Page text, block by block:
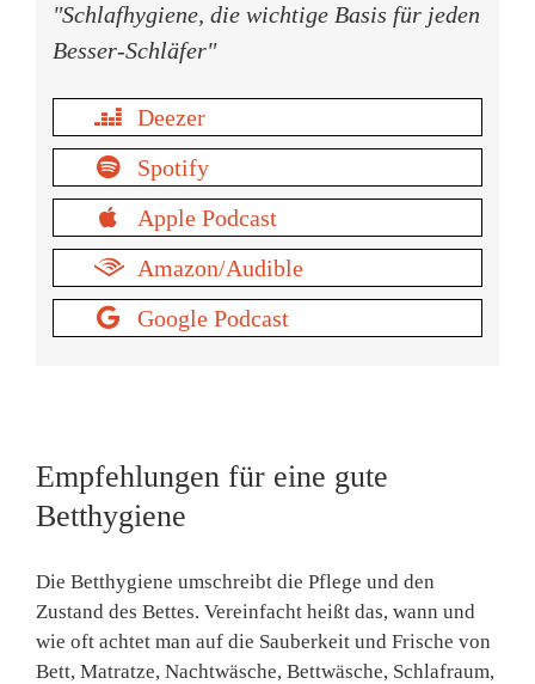
"Schlafhygiene, die wichtige Basis für jeden
Besser-Schläfer"
Deezer
Spotify
Apple Podcast
Amazon/Audible
Google Podcast
Empfehlungen für eine gute
Betthygiene
Die Betthygiene umschreibt die Pflege und den
Zustand des Bettes. Vereinfacht heißt das, wann und
wie oft achtet man auf die Sauberkeit und Frische von
Bett, Matratze, Nachtwäsche, Bettwäsche, Schlafraum,